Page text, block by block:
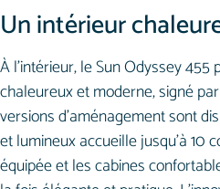
Un intérieur
À l’intérieur, le Sun Odyssey
chaleureux et moderne, signé
versions d’aménagement sont
et lumineux accueille jusqu’à 10
équipée et les cabines